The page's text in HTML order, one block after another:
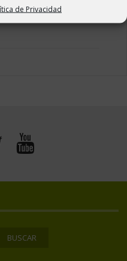
de Privacidad
Social y Bar